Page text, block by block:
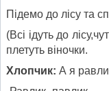
Підемо до лісу та
(Всі ідуть до
плетуть віночки.
Хлопчик: А я